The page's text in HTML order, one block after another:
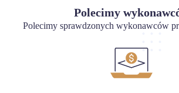
Polecimy
Polecimy sprawdzonych wykonawców